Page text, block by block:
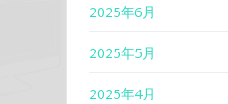
2025年6月
2025年5月
2025年4月